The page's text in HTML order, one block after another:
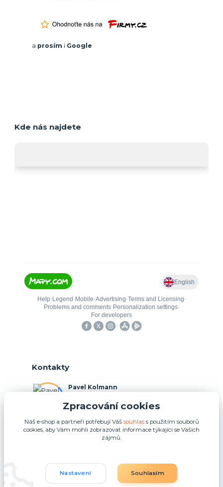
a prosím i Google
Kde nás najdete
Kontakty
Pavel Kolmann
(Po-Ne, 8:00-17:00 hod.)
p.kolmann@coolplays.cz
Zpracování cookies
Náš e-shop a partneři potřebují Váš souhlass použitím souborů
cookies, aby Vám mohli zobrazovat informace týkající se Vašich
zájmů.
Nastavení Souhlasím